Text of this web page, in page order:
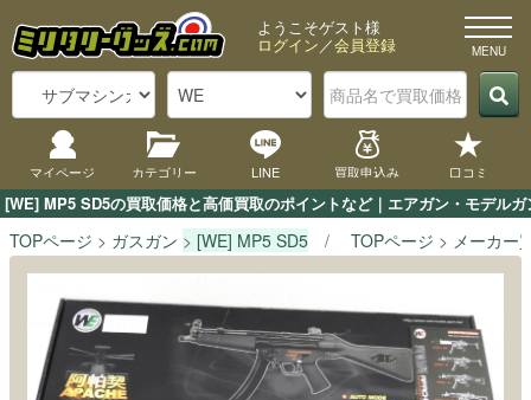
[WE] MP5 SD5の買取価格と高価買取のポイントなど｜エアガン・モデル
ようこそゲスト様
ログイン／会員登録
マイページ カテゴリー LINE 買取申込み 口コミ
TOPページ ガスガン [WE] MP5 SD5 TOPページ メーカー